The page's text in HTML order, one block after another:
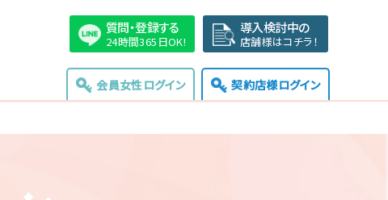
質問・登録する
24時間365日OK!
導入検討中の
店舗様はコチラ！
会員女性ログイン 契約店様ログイン